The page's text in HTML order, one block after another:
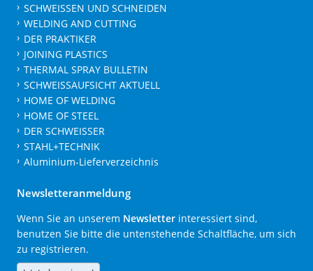
SCHWEISSEN UND SCHNEIDEN
WELDING AND CUTTING
DER PRAKTIKER
JOINING PLASTICS
THERMAL SPRAY BULLETIN
SCHWEISSAUFSICHT AKTUELL
HOME OF WELDING
HOME OF STEEL
DER SCHWEISSER
STAHL+TECHNIK
Aluminium-Lieferverzeichnis
Newsletteranmeldung
Wenn Sie an unserem Newsletter interessiert sind,
benutzen Sie bitte die untenstehende Schaltfläche, um sich
zu registrieren.